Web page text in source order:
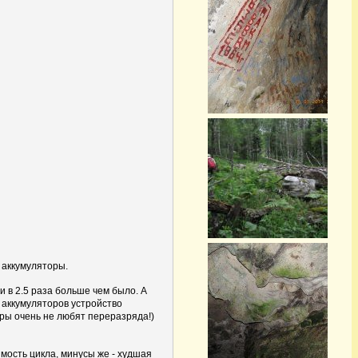
в 2.5 раза больше чем было. А
устройство
очень не любят переразряда!)
цикла, минусы же - худшая